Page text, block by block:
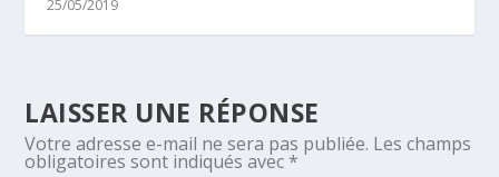
25/05/2019
LAISSER UNE RÉPONSE
Votre adresse e-mail ne sera pas publiée. Les champs
obligatoires sont indiqués avec *